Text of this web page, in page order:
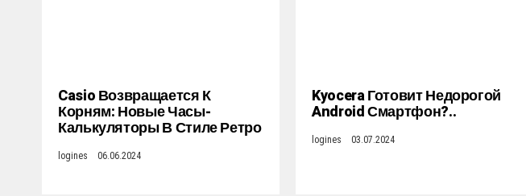
Casio Возвращается К
Корням: Новые Часы-
Калькуляторы В Стиле Ретро
logines 06.06.2024
Kyocera Готовит Недорогой
Android Смартфон?..
logines 03.07.2024